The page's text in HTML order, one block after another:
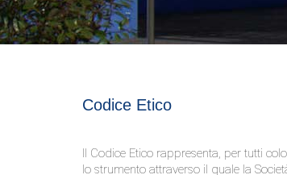
Codice Etico
Il Codice Etico rappresenta, per tutti
lo strumento attraverso il quale la